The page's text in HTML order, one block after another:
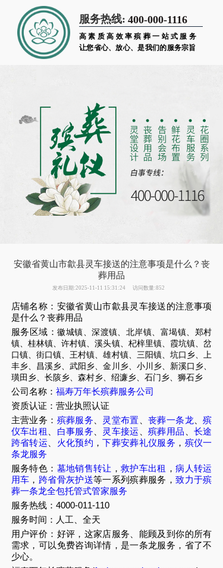
服务热线: 400-000-1116
高素质高效率殡葬一站式服务
让您省心、放心、是我们的服务宗旨
安徽省黄山市歙县灵车接送的注意事项是什么？丧
葬用品
发布日期:2025-11-11 15:31:24 访问数量:852
店铺名称：安徽省黄山市歙县灵车接送的注意事项
是什么？丧葬用品
服务区域：徽城镇、深渡镇、北岸镇、富堨镇、郑村
镇、桂林镇、许村镇、溪头镇、杞梓里镇、霞坑镇、岔
口镇、街口镇、王村镇、雄村镇、三阳镇、坑口乡、上
丰乡、昌溪乡、武阳乡、金川乡、小川乡、新溪口乡、
璜田乡、长陔乡、森村乡、绍濂乡、石门乡、狮石乡
公司名称： 福寿万年长殡葬服务公司
资质认证：营业执照认证
主营业务： 殡葬服务 灵堂布置 、丧葬一条龙 、殡
仪车出租
白事服务 灵车接运 、殡葬用品
长途
跨省转运
火化预约 ，下葬安葬礼仪服务 ， 殡仪一
条龙服务
服务特色： 墓地销售转让 ，救护车出租 ，病人转运
用车 ， 跨省骨灰护送等一系列殡葬服务，致力于殡
葬一条龙全包托管式管家服务
服务热线：4000-011-110
服务时间：人工、全天
用户评价：好评，这家店服务、能顾及到你的所有
需求，可以免费咨询详情，是一条龙服务，省了不
少心。